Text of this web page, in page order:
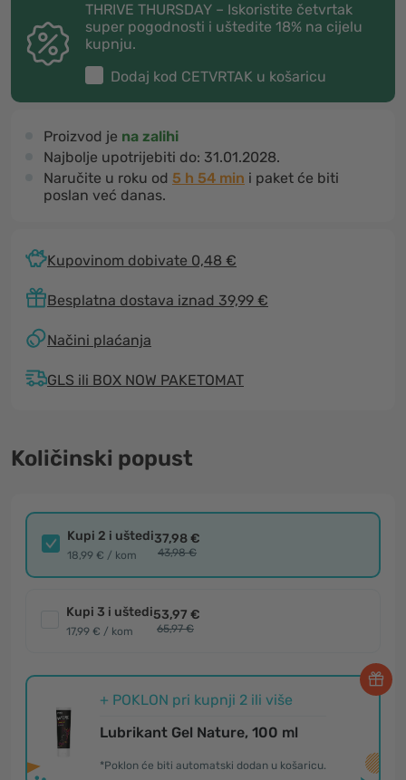
THRIVE THURSDAY – Iskoristite četvrtak
super pogodnosti i uštedite 18% na cijelu
kupnju.
Dodaj kod CETVRTAK u košaricu
Proizvod je na zalihi
Najbolje upotrijebiti do: 31.01.2028.
Naručite u roku od 5 h 54 min i paket će biti
poslan već danas.
Kupovinom dobivate 0,48 €
Besplatna dostava iznad 39,99 €
Načini plaćanja
GLS ili BOX NOW PAKETOMAT
Količinski popust
Kupi 2 i uštedi
18,99 € / kom
37,98 €
43,98 €
Kupi 3 i uštedi
17,99 € / kom
53,97 €
65,97 €
+ POKLON pri kupnji 2 ili više
Lubrikant Gel Nature, 100 ml
*Poklon će biti automatski dodan u košaricu.